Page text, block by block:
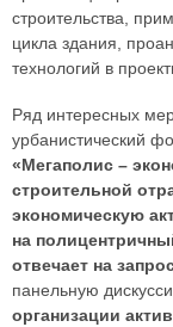
строительства,
цикла здания,
технологий в
Ряд интересных
урбанистический
«Мегаполис –
строительной
экономическую
на
отвечает на
панельную
организации